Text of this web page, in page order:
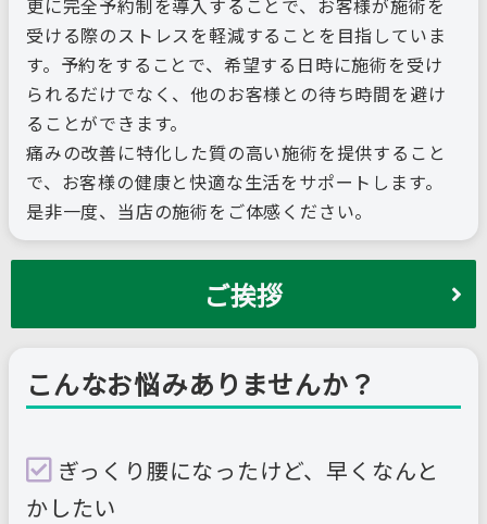
受ける際のストレスを軽減することを目指していま
す。予約をすることで、希望する日時に施術を受け
られるだけでなく、他のお客様との待ち時間を避け
ることができます。
痛みの改善に特化した質の高い施術を提供すること
で、お客様の健康と快適な生活をサポートします。
是非一度、当店の施術をご体感ください。
ご挨拶
こんなお悩みありませんか？
ぎっくり腰になったけど、早くなんと
かしたい